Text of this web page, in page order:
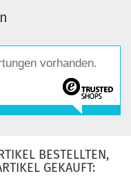
vorhanden.
BESTELLTEN,
GEKAUFT: